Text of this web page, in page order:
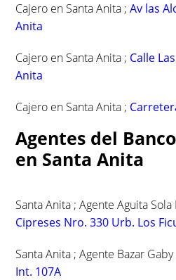
Cajero en Santa Anita ;Av las
Anita
Cajero en Santa Anita ; Calle
Anita
Cajero en Santa Anita ;
Agentes del
en Santa Anita
Santa Anita ; Agente Aguita
Cipreses Nro. 330 Urb. Los
Santa Anita ; Agente Bazar Gaby
Int. 107A